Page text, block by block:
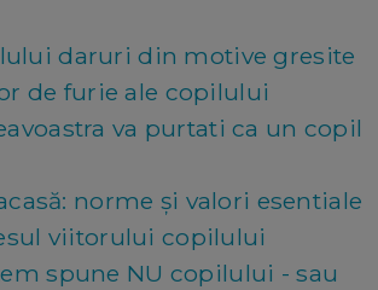
daruri din motive gresite
de furie ale copilului
va purtati ca un copil
norme și valori esentiale
viitorului copilului
spune NU copilului - sau